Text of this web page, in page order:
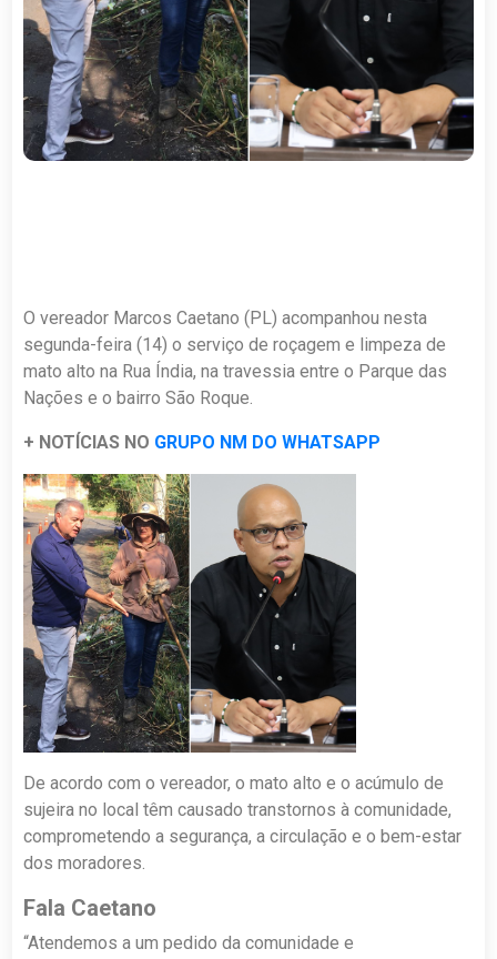
O vereador Marcos Caetano (PL) acompanhou nesta
segunda-feira (14) o serviço de roçagem e limpeza de
mato alto na Rua Índia, na travessia entre o Parque das
Nações e o bairro São Roque.
+ NOTÍCIAS NO GRUPO NM DO WHATSAPP
De acordo com o vereador, o mato alto e o acúmulo de
sujeira no local têm causado transtornos à comunidade,
comprometendo a segurança, a circulação e o bem-estar
dos moradores.
Fala Caetano
“Atendemos a um pedido da comunidade e